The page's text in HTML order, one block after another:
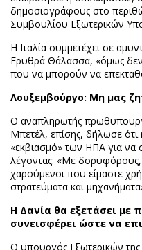
δημοσιογράφους στο
Συμβουλίου Εξωτερικών
Η Ιταλία συμμετέχει σε
Ερυθρά Θάλασσα, «όμως
που να μπορούν να
Λουξεμβούργο: Μη μας
Ο αναπληρωτής
Μπετέλ, επίσης, δήλωσε
«εκβιασμό» των ΗΠΑ για να
λέγοντας: «Με δορυφόρους,
χαρούμενοι που είμαστε
στρατεύματα και
Η Δανία θα εξετάσει με
συνεισφέρει ώστε να
Ο υπουργός Εξωτερικών